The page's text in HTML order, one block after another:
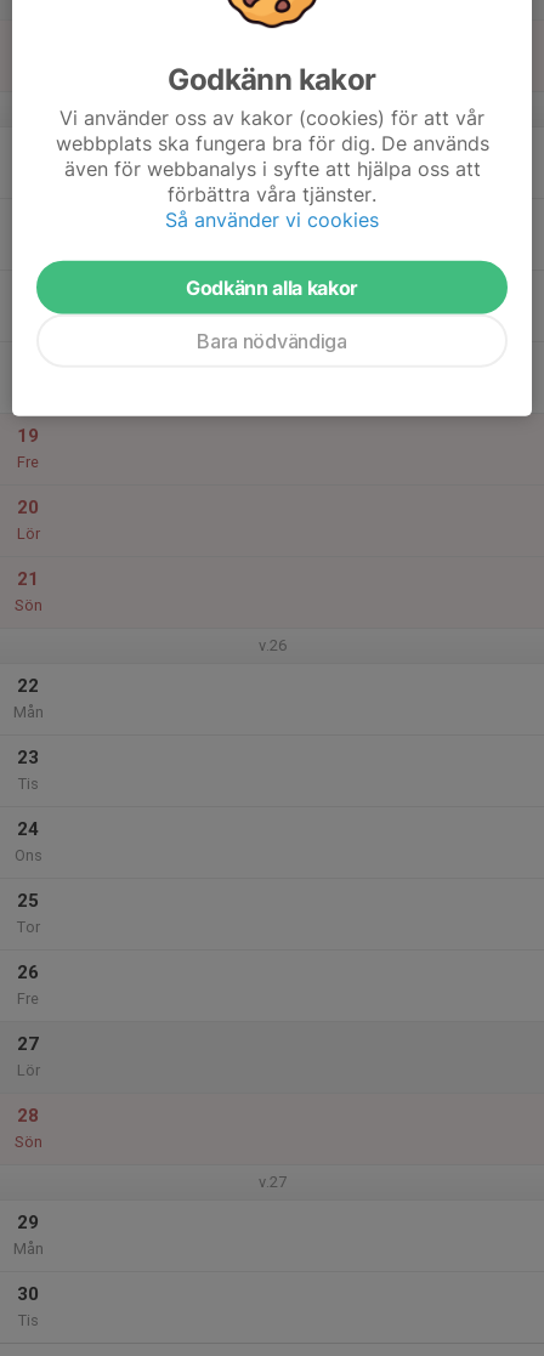
v.25
Sektionsmöte
17
19
Fre
20
Lör
21
Sön
v.26
22
Mån
23
Tis
24
Ons
25
Tor
26
Fre
27
Lör
28
Sön
v.27
29
Mån
30
Tis
Godkänn kakor
Vi använder oss av kakor (cookies) för att vår
webbplats ska fungera bra för dig. De används
även för webbanalys i syfte att hjälpa oss att
förbättra våra tjänster.
Så använder vi cookies
Godkänn alla kakor
Bara nödvändiga